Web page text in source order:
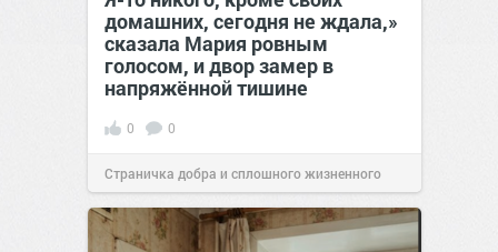
домашних, сегодня не ждала,»
сказала Мария ровным
голосом, и двор замер в
напряжённой тишине
0 0
Страничка добра и сплошного жизненного
позитива!15:3807 авг 2026